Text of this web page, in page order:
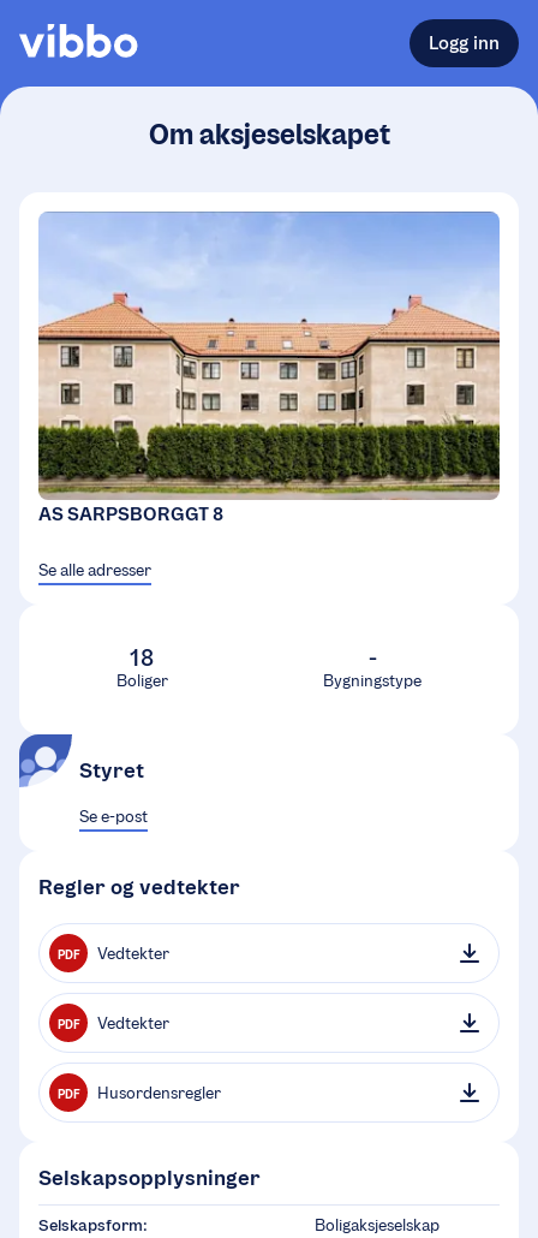
Logg inn
Om aksjeselskapet
AS SARPSBORGGT 8
Se alle adresser
18
Boliger
-
Bygningstype
Styret
Se e-post
Regler og vedtekter
PDF Vedtekter
PDF Vedtekter
PDF Husordensregler
Selskapsopplysninger
Selskapsform: Boligaksjeselskap